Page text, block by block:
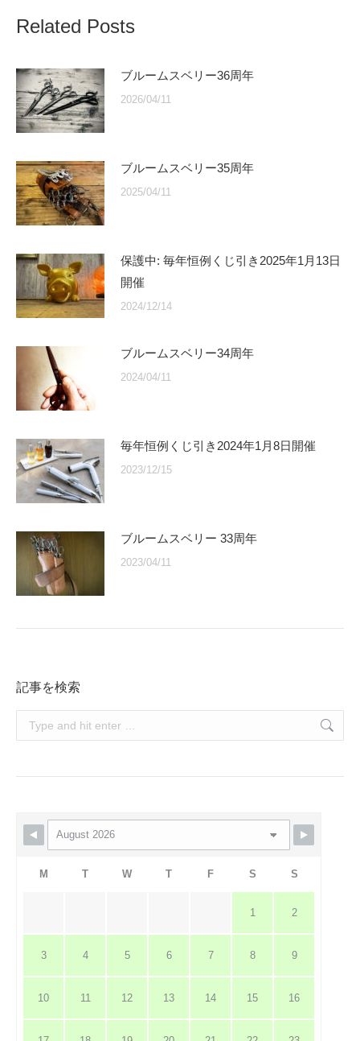
Related Posts
ブルームスベリー36周年
2026/04/11
ブルームスベリー35周年
2025/04/11
保護中: 毎年恒例くじ引き2025年1月13日
開催
2024/12/14
ブルームスベリー34周年
2024/04/11
毎年恒例くじ引き2024年1月8日開催
2023/12/15
ブルームスベリー 33周年
2023/04/11
記事を検索
Search:
M T W T F S S
1 2
3 4 5 6 7 8 9
10 11 12 13 14 15 16